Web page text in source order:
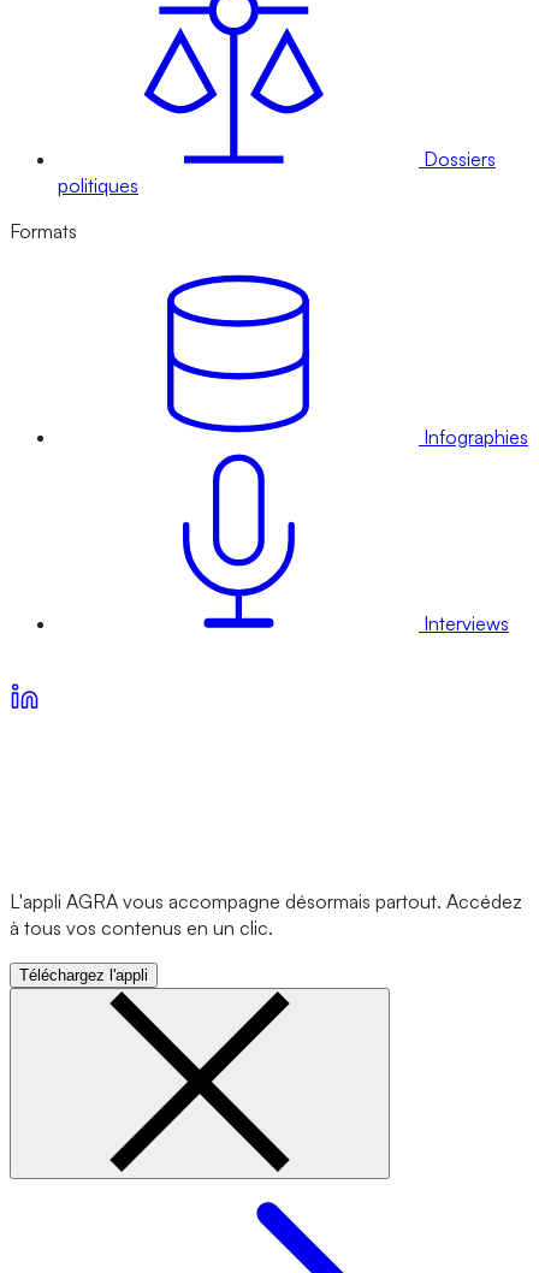
Dossiers
politiques
Formats
Infographies
Interviews
L'appli AGRA vous accompagne désormais partout. Accédez
à tous vos contenus en un clic.
Téléchargez l'appli